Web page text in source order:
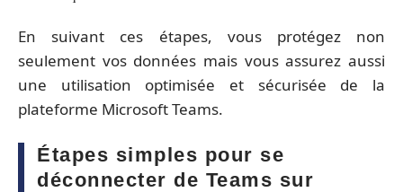
En suivant ces étapes, vous protégez non
seulement vos données mais vous assurez aussi
une utilisation optimisée et sécurisée de la
plateforme Microsoft Teams.
Étapes simples pour se
déconnecter de Teams sur